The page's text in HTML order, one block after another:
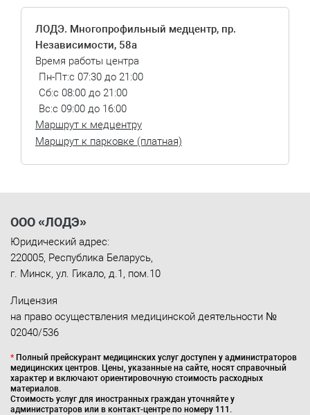
ЛОДЭ. Многопрофильный медцентр, пр.
Независимости, 58а
Время работы центра
Пн-Пт:с 07:30 до 21:00
Сб:с 08:00 до 21:00
Вс:с 09:00 до 16:00
Маршрут к медцентру
Маршрут к парковке (платная)
ООО «ЛОДЭ»
Юридический адрес:
220005, Республика Беларусь,
г. Минск, ул. Гикало, д.1, пом.10
Лицензия
на право осуществления медицинской деятельности №
02040/536
* Полный прейскурант медицинских услуг доступен у администраторов
медицинских центров. Цены, указанные на сайте, носят справочный
характер и включают ориентировочную стоимость расходных
материалов.
Стоимость услуг для иностранных граждан уточняйте у
администраторов или в контакт-центре по номеру 111.